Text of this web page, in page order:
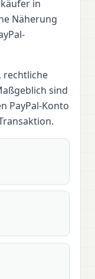
in
Näherung
rechtliche
sind
PayPal-Konto